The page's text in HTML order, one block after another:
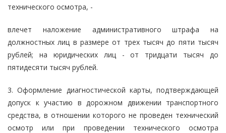
технического осмотра, -
влечет наложение административного штрафа на
должностных лиц в размере от трех тысяч до пяти тысяч
рублей; на юридических лиц - от тридцати тысяч до
пятидесяти тысяч рублей.
3. Оформление диагностической карты, подтверждающей
допуск к участию в дорожном движении транспортного
средства, в отношении которого не проведен технический
осмотр или при проведении технического осмотра